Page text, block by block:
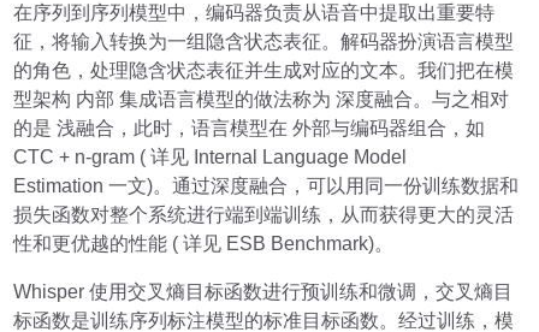
在序列到序列模型中，编码器负责从语音中提取出重要特
征，将输入转换为一组隐含状态表征。解码器扮演语言模型
的角色，处理隐含状态表征并生成对应的文本。我们把在模
型架构 内部 集成语言模型的做法称为 深度融合。与之相对
的是 浅融合，此时，语言模型在 外部与编码器组合，如
CTC + n-gram ( 详见 Internal Language Model
Estimation 一文)。通过深度融合，可以用同一份训练数据和
损失函数对整个系统进行端到端训练，从而获得更大的灵活
性和更优越的性能 ( 详见 ESB Benchmark)。
Whisper 使用交叉熵目标函数进行预训练和微调，交叉熵目
标函数是训练序列标注模型的标准目标函数。经过训练，模